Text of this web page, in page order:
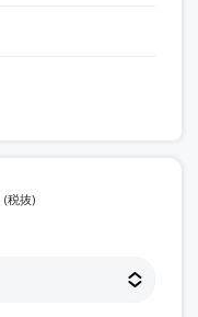
(税抜)